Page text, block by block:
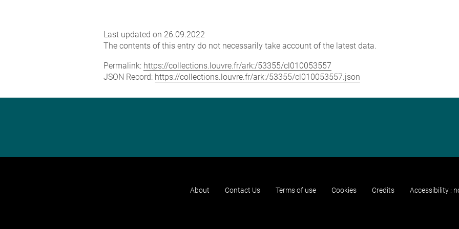
Last updated on 26.09.2022
The contents of this entry do not necessarily take account of the latest data.
Permalink: https://collections.louvre.fr/ark:/53355/cl010053557
JSON Record: https://collections.louvre.fr/ark:/53355/cl010053557.json
About Contact Us Terms of use Cookies Credits Accessibility :